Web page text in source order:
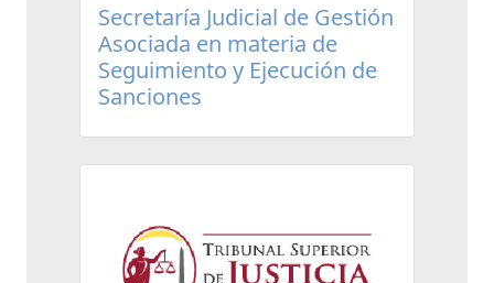
Secretaría Judicial de Gestión
Asociada en materia de
Seguimiento y Ejecución de
Sanciones